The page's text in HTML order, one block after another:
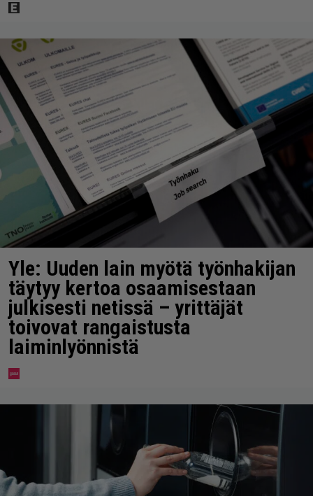
Yle: Uuden lain myötä työnhakijan
täytyy kertoa osaamisestaan
julkisesti netissä – yrittäjät
toivovat rangaistusta
laiminlyönnistä